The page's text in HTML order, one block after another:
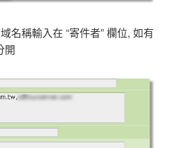
名稱輸入在 “寄件者” 欄位, 如有
開